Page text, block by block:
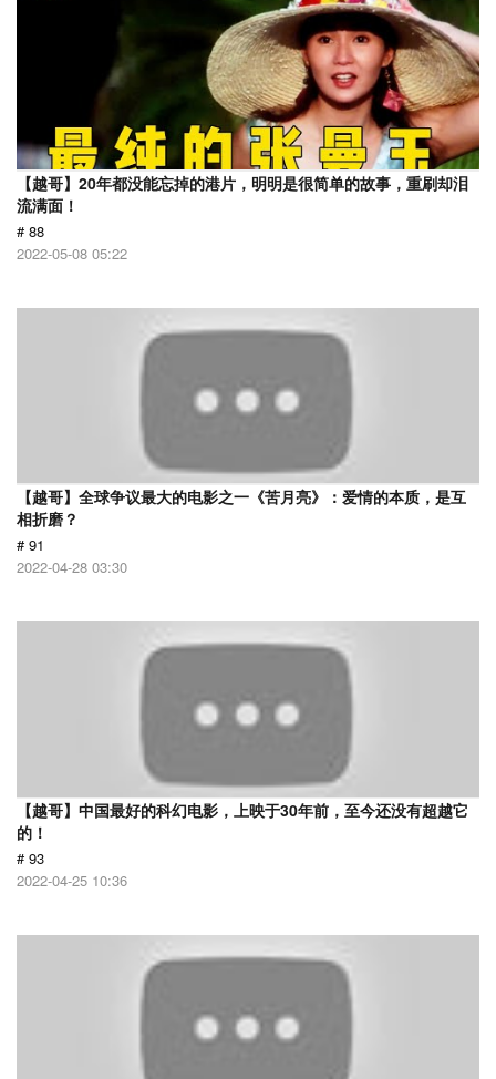
【越哥】20年都没能忘掉的港片，明明是很简单的故事，重刷却泪
流满面！
# 88
2022-05-08 05:22
【越哥】全球争议最大的电影之一《苦月亮》：爱情的本质，是互
相折磨？
# 91
2022-04-28 03:30
【越哥】中国最好的科幻电影，上映于30年前，至今还没有超越它
的！
# 93
2022-04-25 10:36